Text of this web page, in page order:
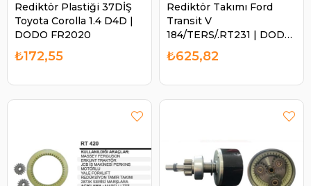
Rediktör Plastiği 37DİŞ
Toyota Corolla 1.4 D4D |
DODO FR2020
₺172,55
Rediktör Takımı Ford
Transit V
184/TERS/.RT231 | DODO
RT231
₺625,82